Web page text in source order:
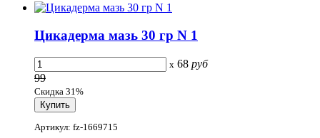
Цикадерма мазь 30 гр N 1
x 68 руб
99
Скидка 31%
Артикул: fz-1669715